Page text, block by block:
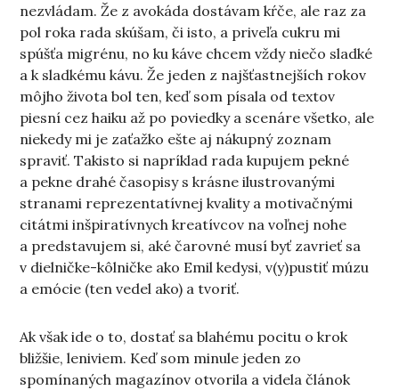
nezvládam. Že z avokáda dostávam kŕče, ale raz za
pol roka rada skúšam, či isto, a priveľa cukru mi
spúšťa migrénu, no ku káve chcem vždy niečo sladké
a k sladkému kávu.Že jeden z najšťastnejších rokov
môjho života bol ten, keď som písala od textov
piesní cez haiku až po poviedky a scenáre všetko, ale
niekedy mi je zaťažko ešte aj nákupný zoznam
spraviť. Takisto si napríklad rada kupujem pekné
a pekne drahé časopisy s krásne ilustrovanými
stranami reprezentatívnej kvality a motivačnými
citátmi inšpiratívnych kreatívcov na voľnej nohe
a predstavujem si, aké čarovné musí byť zavrieť sa
v dielničke-kôlničke ako Emil kedysi, v(y)pustiť múzu
a emócie (ten vedel ako) a tvoriť.
Ak však ide o to, dostať sa blahému pocitu o krok
bližšie, leniviem. Keď som minule jeden zo
spomínaných magazínov otvorila a videla článok